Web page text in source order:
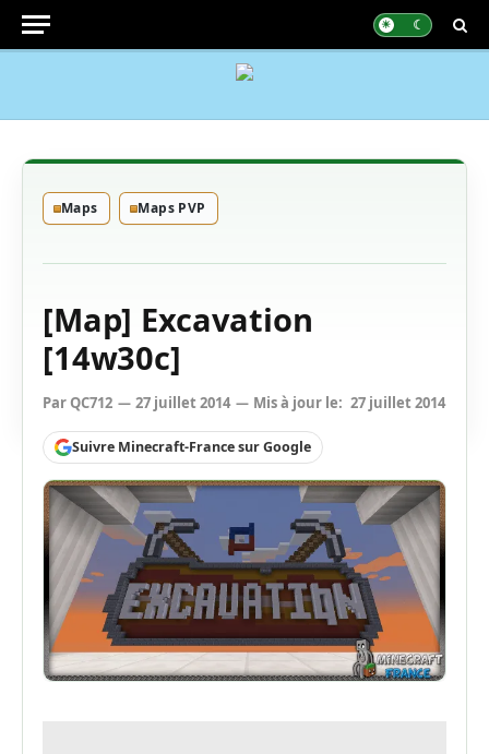
Maps Maps PVP
[Map] Excavation
[14w30c]
ParQC712 27 juillet 2014 Mis à jour le: 27 juillet 2014
Suivre Minecraft-France sur Google